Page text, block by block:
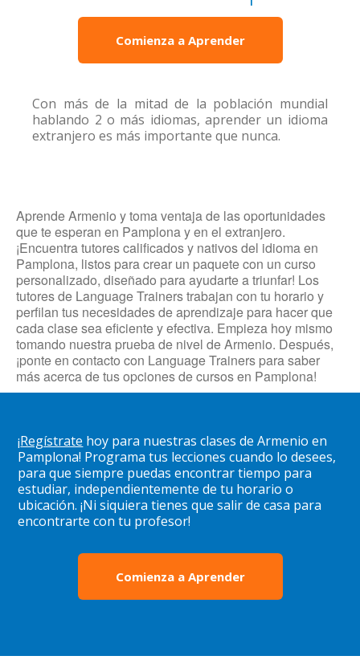
Comienza a Aprender
Con más de la mitad de la población mundial
hablando 2 o más idiomas, aprender un idioma
extranjero es más importante que nunca.
Aprende Armenio y toma ventaja de las oportunidades
que te esperan en Pamplona y en el extranjero.
¡Encuentra tutores calificados y nativos del idioma en
Pamplona, listos para crear un paquete con un curso
personalizado, diseñado para ayudarte a triunfar! Los
tutores de Language Trainers trabajan con tu horario y
perfilan tus necesidades de aprendizaje para hacer que
cada clase sea eficiente y efectiva. Empieza hoy mismo
tomando nuestra prueba de nivel de Armenio. Después,
¡ponte en contacto con Language Trainers para saber
más acerca de tus opciones de cursos en Pamplona!
¡Regístrate hoy para nuestras clases de Armenio en
Pamplona! Programa tus lecciones cuando lo desees,
para que siempre puedas encontrar tiempo para
estudiar, independientemente de tu horario o
ubicación. ¡Ni siquiera tienes que salir de casa para
encontrarte con tu profesor!
Comienza a Aprender